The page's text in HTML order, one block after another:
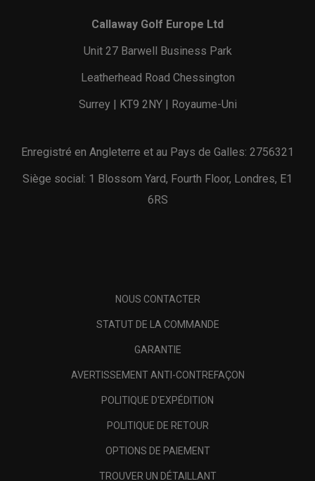
Callaway Golf Europe Ltd
Unit 27 Barwell Business Park
Leatherhead Road Chessington
Surrey | KT9 2NY | Royaume-Uni
Enregistré en Angleterre et au Pays de Galles: 2756321
Siège social: 1 Blossom Yard, Fourth Floor, Londres, E1
6RS
NOUS CONTACTER
STATUT DE LA COMMANDE
GARANTIE
AVERTISSEMENT ANTI-CONTREFAÇON
POLITIQUE D'EXPÉDITION
POLITIQUE DE RETOUR
OPTIONS DE PAIEMENT
TROUVER UN DÉTAILLANT